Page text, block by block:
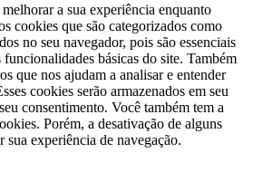
a sua experiência enquanto
cookies que são categorizados como
no seu navegador, pois são essenciais
básicas do site. Também
que nos ajudam a analisar e entender
cookies serão armazenados em seu
consentimento. Você também tem a
Porém, a desativação de alguns
sua experiência de navegação.